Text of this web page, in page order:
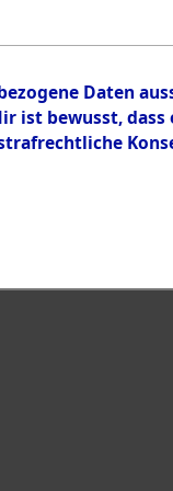
Daten
bewusst, dass